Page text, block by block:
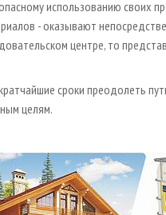
использованию своих
- оказывают
центре, то
сроки преодолеть
целям.